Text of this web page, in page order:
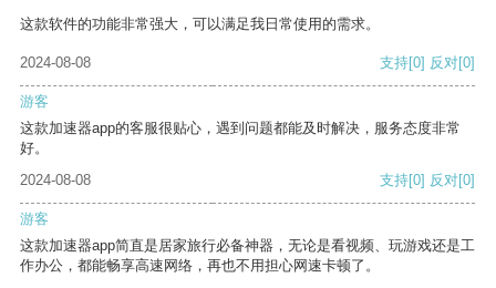
这款软件的功能非常强大，可以满足我日常使用的需求。
2024-08-08 支持[0] 反对[0]
游客
这款加速器app的客服很贴心，遇到问题都能及时解决，服务态度非常
好。
2024-08-08
支持[0] 反对[0]
游客
这款加速器app简直是居家旅行必备神器，无论是看视频、玩游戏还是工
作办公，都能畅享高速网络，再也不用担心网速卡顿了。